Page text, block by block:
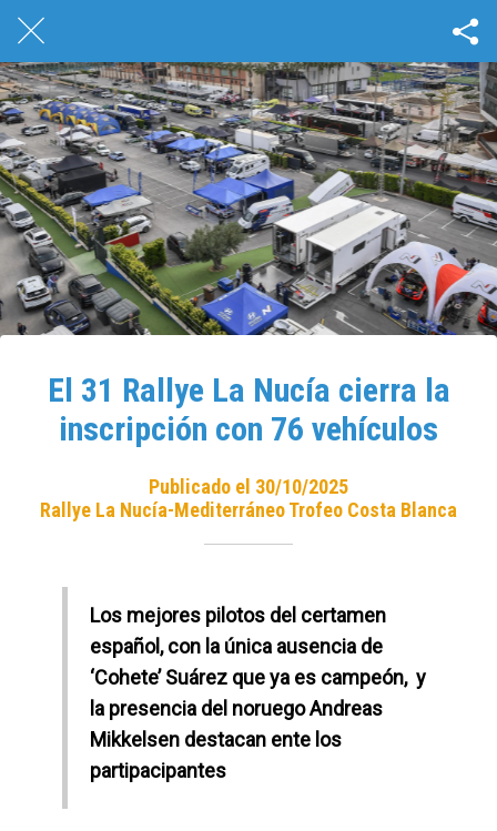
El 31 Rallye La Nucía cierra la
inscripción con 76 vehículos
Publicado el 30/10/2025
Rallye La Nucía-Mediterráneo Trofeo Costa Blanca
Los mejores pilotos del certamen
español, con la única ausencia de
‘Cohete’ Suárez que ya es campeón, y
la presencia del noruego Andreas
Mikkelsen destacan ente los
partipacipantes